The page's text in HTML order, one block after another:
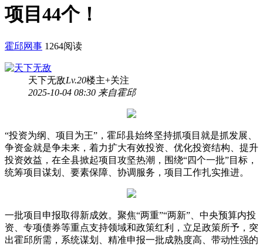
项目44个！
霍邱网事 1264阅读
天下无敌Lv.20楼主+关注
2025-10-04 08:30 来自霍邱
“投资为纲、项目为王”，霍邱县始终坚持抓项目就是抓发展、
争资金就是争未来，着力扩大有效投资、优化投资结构、提升
投资效益，在全县掀起项目攻坚热潮，围绕“四个一批”目标，
统筹项目谋划、要素保障、协调服务，项目工作扎实推进。
一批项目申报取得新成效。聚焦“两重”“两新”、中央预算内投
资、专项债券等重点支持领域和政策红利，立足政策所予，突
出霍邱所需，系统谋划、精准申报一批成熟度高、带动性强的